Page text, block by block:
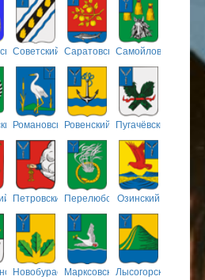
Советский СаратовскийСамойловский
РомановскийРовенский Пугачёвский
ПетровскийПерелюбскийОзинский
НовобурасскийМарксовскийЛысогорский